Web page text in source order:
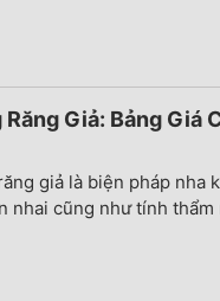
Răng Giả: Bảng Giá
giả là biện pháp nha
nhai cũng như tính thẩm